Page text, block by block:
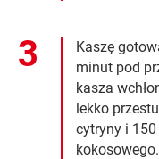
Kaszę
minut pod
kasza
lekko
cytryny i 150